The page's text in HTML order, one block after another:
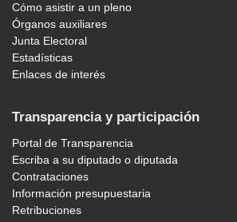
Cómo asistir a un pleno
Órganos auxiliares
Junta Electoral
Estadísticas
Enlaces de interés
Transparencia y participación
Portal de Transparencia
Escriba a su diputado o diputada
Contrataciones
Información presupuestaria
Retribuciones